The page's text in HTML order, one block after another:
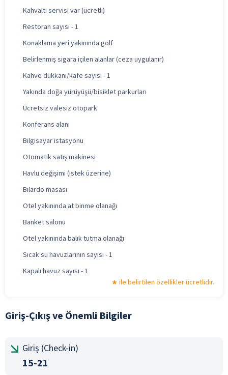
Kahvaltı servisi var (ücretli)
Restoran sayısı - 1
Konaklama yeri yakınında golf
Belirlenmiş sigara içilen alanlar (ceza uygulanır)
Kahve dükkanı/kafe sayısı - 1
Yakında doğa yürüyüşü/bisiklet parkurları
Ücretsiz valesiz otopark
Konferans alanı
Bilgisayar istasyonu
Otomatik satış makinesi
Havlu değişimi (istek üzerine)
Bilardo masası
Otel yakınında at binme olanağı
Banket salonu
Otel yakınında balık tutma olanağı
Sıcak su havuzlarının sayısı - 1
Kapalı havuz sayısı - 1
ile belirtilen özellikler ücretlidir.
Giriş-Çıkış ve Önemli Bilgiler
Giriş (Check-in)
15-21